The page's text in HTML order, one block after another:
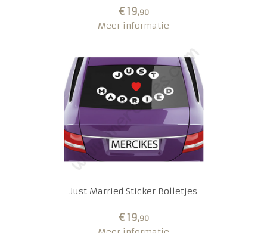
€ 19,90
Meer informatie
Just Married Sticker Bolletjes
€ 19,90